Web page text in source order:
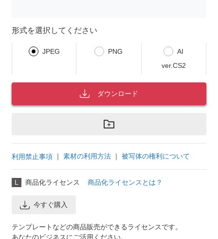
形式を選択してください
JPEG PNG
AI
ver.CS2
ダウンロード
利用禁止事項 ｜ 素材の利用方法 ｜ 被写体の権利について
L 商品化ライセンス 商品化ライセンスとは？
今すぐ購入
テンプレートなどの商品販売ができるライセンスです。
あなたのビジネスにご活用ください。